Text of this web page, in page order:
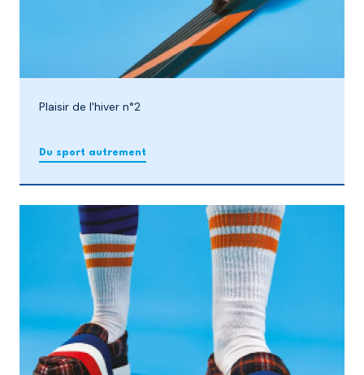
Plaisir de l'hiver n°2
Du sport autrement